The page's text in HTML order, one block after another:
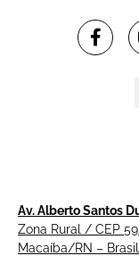
Av. Alberto Santos
Zona Rural / CEP
Macaíba/RN – Brasil